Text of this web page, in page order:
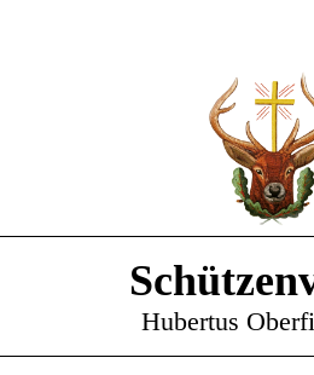
Hubertus